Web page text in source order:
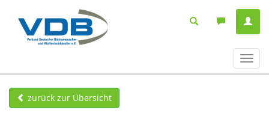
ein-/
zurück zur Übersicht